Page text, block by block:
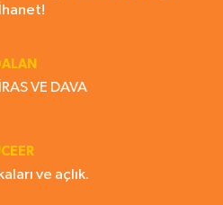
VE DAVA
ve açlık.